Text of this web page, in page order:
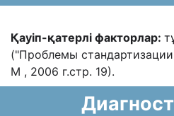
Қауіп-қатерлі факторлар:
("Проблемы
М , 2006 г.стр. 19).